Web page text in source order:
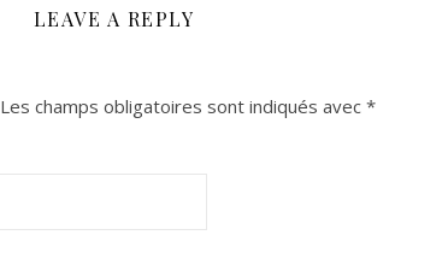
LEAVE A REPLY
Les champs obligatoires sont indiqués avec *